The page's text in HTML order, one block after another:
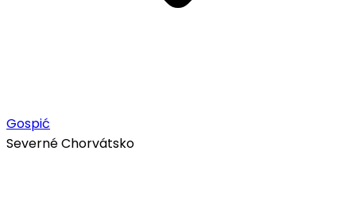
Gospić
Severné Chorvátsko